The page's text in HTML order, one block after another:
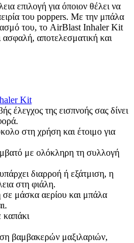
επιλογή για όποιον θέλει να
του poppers. Με την μπάλα
του, το AirBlast Inhaler Kit
ασφαλή, αποτελεσματική και
Kit
έλεγχος της εισπνοής σας δίνει
στη χρήση και έτοιμο για
με ολόκληρη τη συλλογή
διαρροή ή εξάτμιση, η
στη φιάλη.
μάσκα αερίου και μπάλα
καπάκι
βαμβακερών μαξιλαριών,